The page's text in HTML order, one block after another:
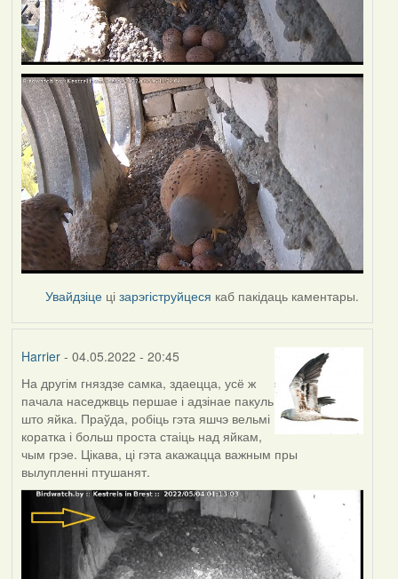
Увайдзіце цізарэгіструйцеся каб пакідаць каментары.
Harrier- 04.05.2022 - 20:45
На другім гняздзе самка, здаецца, усё ж
пачала наседжвць першае і адзінае пакуль
што яйка. Праўда, робіць гэта яшчэ вельмі
коратка і больш проста стаіць над яйкам,
чым грэе. Цікава, ці гэта акажацца важным пры
вылупленні птушанят.